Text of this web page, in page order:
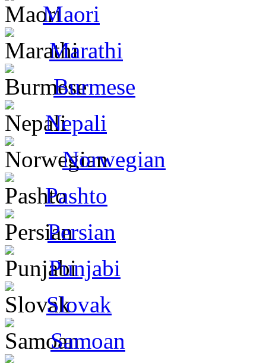
Maori
Marathi
Burmese
Nepali
Norwegian
Pashto
Persian
Punjabi
Slovak
Samoan